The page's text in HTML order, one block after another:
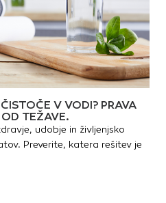
V VODI? PRAVA
TEŽAVE.
udobje in življenjsko
Preverite, katera rešitev je